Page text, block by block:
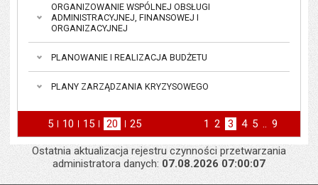
ORGANIZOWANIE WSPÓLNEJ OBSŁUGI
ADMINISTRACYJNEJ, FINANSOWEJ I
ORGANIZACYJNEJ
PLANOWANIE I REALIZACJA BUDŻETU
PLANY ZARZĄDZANIA KRYZYSOWEGO
5 elementów na stronie
10 elementów
na stronie
15 elementów
na stronie
20 elementów
na stronie
25
na stronie
poprzedniastrona
Strona
1 Strona
2 Strona
3 Strona
4 Strona
5 .. Strona
9
następna
Ostatnia aktualizacja rejestru czynności przetwarzania
administratora danych: 07.08.2026 07:00:07